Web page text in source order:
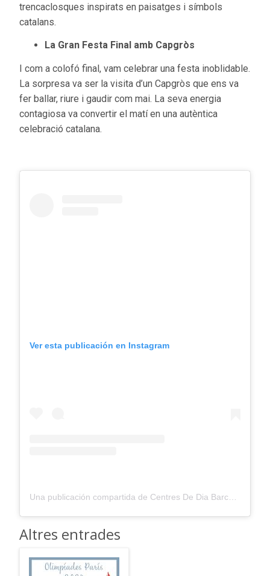
trencaclosques inspirats en paisatges i símbols
catalans.
La Gran Festa Final amb Capgròs
I com a colofó final, vam celebrar una festa inoblidable.
La sorpresa va ser la visita d’un Capgròs que ens va
fer ballar, riure i gaudir com mai. La seva energia
contagiosa va convertir el matí en una autèntica
celebració catalana.
Ver esta publicación en Instagram
Altres entrades